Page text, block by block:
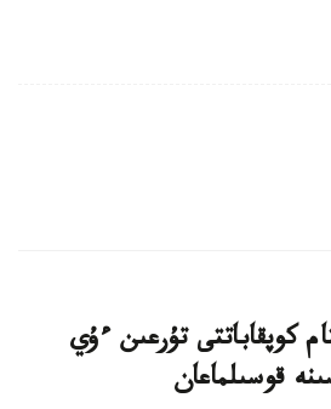
نان استام كوپقاباتتى تۇرعىن ءۇي
قوسىلماعان